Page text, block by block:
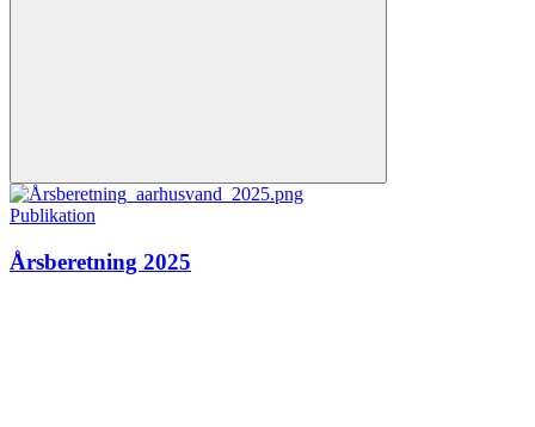
Publikation
Årsberetning 2025